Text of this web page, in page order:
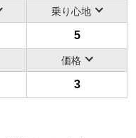
乗り心地
5
価格
3